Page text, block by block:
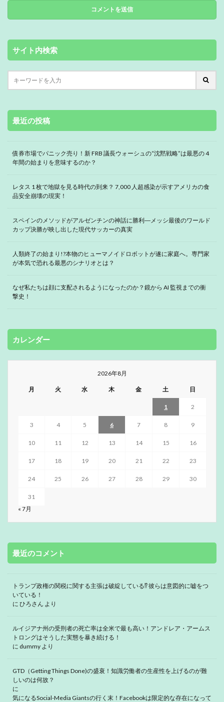
サイト内検索
最近の投稿
債券市場でパニック売り！新 FRB 議長ウォーシュの“沈黙戦略”は最悪の 4
年間の始まりを意味するのか？
レタス 1 枚で地獄を見る時代の到来？ 7,000 人超感染が示すアメリカの食
品安全崩壊の現実！
スペインのメソッドがアルゼンチンの神話に勝利―メッシ最後のワールド
カップ決勝が映し出した現代サッカーの真実
人類終了の始まり!?本物のヒューマノイドロボットが遂に家庭へ。専門家
が本気で恐れる最悪のシナリオとは？
なぜ私たちは顔に支配されるようになったのか？鏡から AI 監視までの衝
撃史！
カレンダー
2026年8月
月 火 水 木 金 土 日
1 2
3 4 5 6 7 8 9
10 11 12 13 14 15 16
17 18 19 20 21 22 23
24 25 26 27 28 29 30
31
« 7月
最近のコメント
トランプ政権の関税に関する主張は破綻している⁉ 彼らは意図的に嘘をつ
いている！
に ひろさん より
ルイジアナ州の受刑者の死亡率は全米で最も高い！アンドレア・アームス
トロングはそうした実態を暴き続ける！
に dummy より
GTD（Getting Things Done)の盛衰！知識労働者の生産性を上げるのが難
しいのは何故？
に
気になるSocial-Media Giantsの行く末！Facebookは限定的な存在になって